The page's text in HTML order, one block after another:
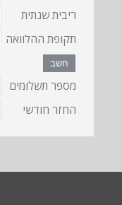
ריבית שנתית
תקופת ההלוואה
חשב
מספר תשלומים
החזר חודשי